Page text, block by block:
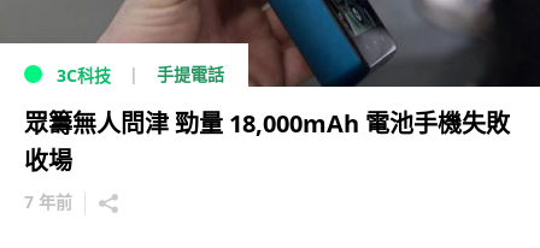
3C科技 手提電話
眾籌無人問津 勁量 18,000mAh 電池手機失敗
收場
7 年前